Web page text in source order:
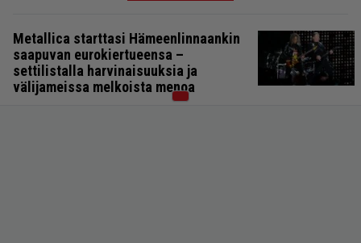
Metallica starttasi Hämeenlinnaankin
saapuvan eurokiertueensa –
settilistalla harvinaisuuksia ja
välijameissa melkoista menoa